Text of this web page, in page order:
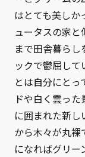
はとても美しか
ュータスの家
まで田舎暮ら
ックで鬱屈し
とは自分にと
ドや白く雲っ
に囲まれた新
から木々が丸裸
になればグリー